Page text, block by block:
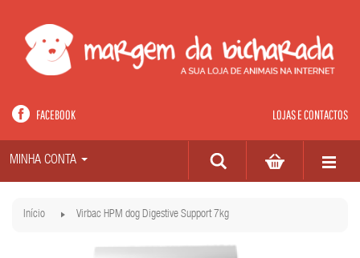
LOJAS E CONTACTOS
FACEBOOK
MINHA CONTA
Início Virbac HPM dog Digestive Support 7kg